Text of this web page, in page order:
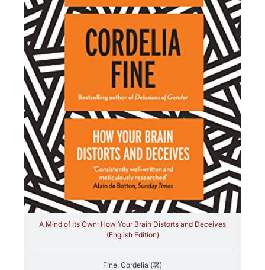
A Mind of Its Own: How Your Brain Distorts and Deceives
(English Edition)
Fine, Cordelia (著)